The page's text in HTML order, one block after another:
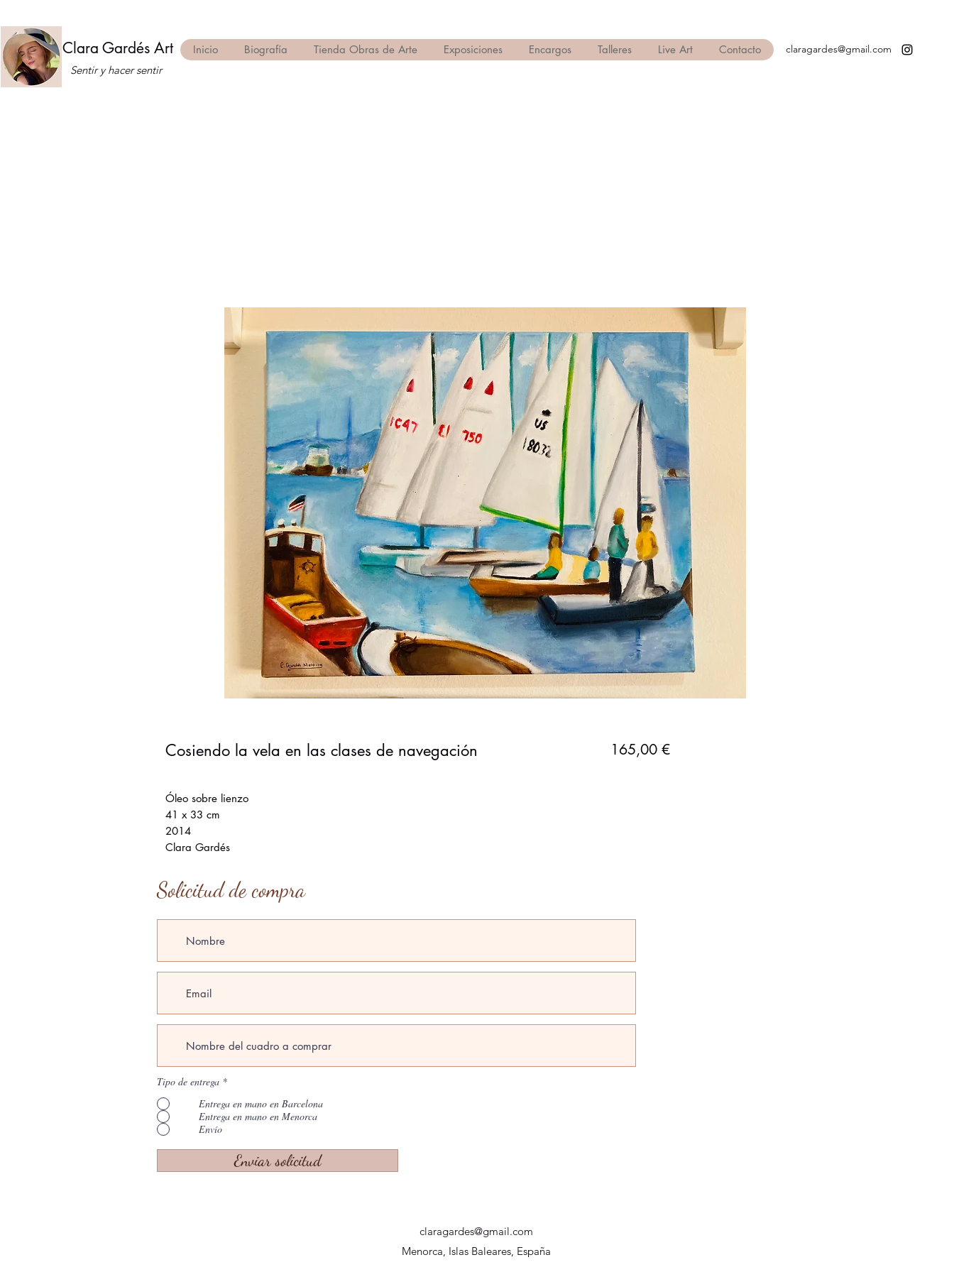
Inicio Biografía Tienda Obras de Arte Exposiciones Encargos Talleres Live Art Contacto
Clara Gardés Art
Sentir y hacer sentir
claragardes@gmail.com
Cosiendo la vela en las clases de navegación
Óleo sobre lienzo
41 x 33 cm
2014
Clara Gardés
165,00 €Precio
Solicitud de compra
Tipo de entrega *
Entrega en mano en Barcelona
Entrega en mano en Menorca
Envío
Enviar solicitud
claragardes@gmail.com
Menorca, Islas Baleares, España